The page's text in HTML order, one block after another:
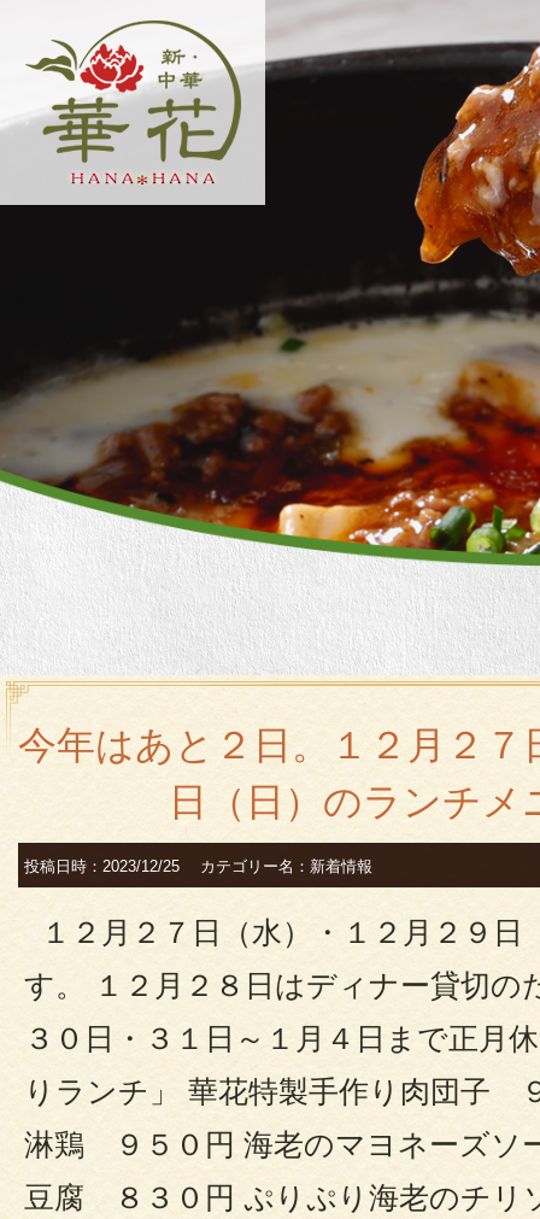
今年はあと２日。１２月２７
日（日）のランチメ
投稿日時：2023/12/25 カテゴリー名：新着情報
１２月２７日（水）・１２月２９
す。 １２月２８日はディナー貸切の
３０日・３１日～１月４日まで正月
りランチ」 華花特製手作り肉団子
淋鶏 ９５０円 海老のマヨネーズソ
豆腐 ８３０円 ぷりぷり海老のチリ